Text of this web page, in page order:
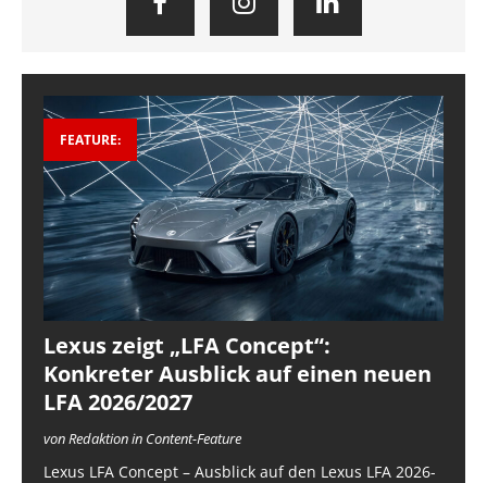
FEATURE:
Lexus zeigt „LFA Concept“:
Konkreter Ausblick auf einen neuen
LFA 2026/2027
von Redaktion in Content-Feature
Lexus LFA Concept – Ausblick auf den Lexus LFA 2026-